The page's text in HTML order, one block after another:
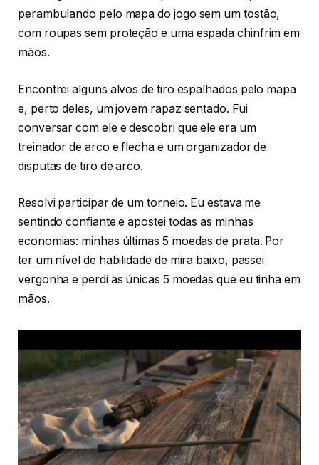
perambulando pelo mapa do jogo sem um tostão,
com roupas sem proteção e uma espada chinfrim em
mãos.
Encontrei alguns alvos de tiro espalhados pelo mapa
e, perto deles, um jovem rapaz sentado. Fui
conversar com ele e descobri que ele era um
treinador de arco e flecha e um organizador de
disputas de tiro de arco.
Resolvi participar de um torneio. Eu estava me
sentindo confiante e apostei todas as minhas
economias: minhas últimas 5 moedas de prata. Por
ter um nível de habilidade de mira baixo, passei
vergonha e perdi as únicas 5 moedas que eu tinha em
mãos.